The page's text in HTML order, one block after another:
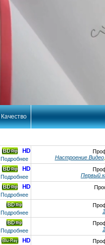
Качество
HD
Подробнее
Настроение Видео,
HD
Подробнее
Первый
HD
Подробнее
Подробнее
Подробнее
HD